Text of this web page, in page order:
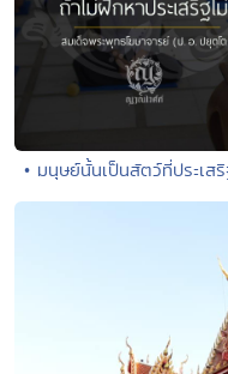
• มนุษย์นั้นเป็นสัตว์ที่ประเส